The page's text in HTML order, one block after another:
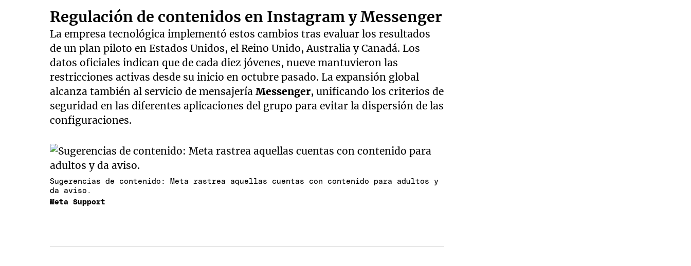
Regulación de contenidos en Instagram y Messenger
La empresa tecnológica implementó estos cambios tras evaluar los resultados
de un plan piloto en Estados Unidos, el Reino Unido, Australia y Canadá. Los
datos oficiales indican que de cada diez jóvenes, nueve mantuvieron las
restricciones activas desde su inicio en octubre pasado. La expansión global
alcanza también al servicio de mensajeríaMessenger, unificando los criterios de
seguridad en las diferentes aplicaciones del grupo para evitar la dispersión de las
configuraciones.
Sugerencias de contenido: Meta rastrea aquellas cuentas con contenido para adultos y
da aviso.
Meta Support